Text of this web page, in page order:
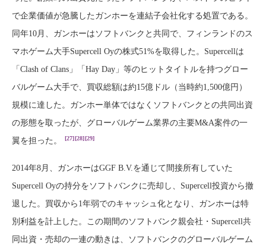
で企業価値が急騰したガンホーを連結子会社化する処置である。
同年10月、ガンホーはソフトバンクと共同で、フィンランドのス
マホゲーム大手Supercell Oyの株式51%を取得した。Supercellは
「Clash of Clans」「Hay Day」等のヒットタイトルを持つグロー
バルゲーム大手で、買収総額は約15億ドル（当時約1,500億円）
規模に達した。ガンホー単体ではなくソフトバンクとの共同出資
の形態を取ったが、グローバルゲーム業界の主要M&A案件の一
翼を担った。
[27][28][29]
2014年8月、ガンホーはGGF B.V.を通じて間接所有していた
Supercell Oyの持分をソフトバンクに売却し、Supercell投資から撤
退した。買収から1年弱でのキャッシュ化となり、ガンホーは特
別利益を計上した。この期間のソフトバンク親会社・Supercell共
同出資・売却の一連の動きは、ソフトバンクのグローバルゲーム